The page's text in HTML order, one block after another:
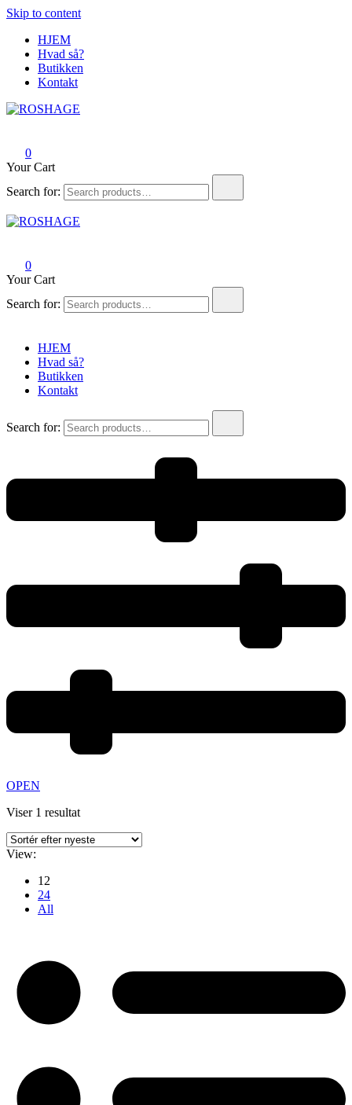
Skip to content
HJEM
Hvad så?
Butikken
Kontakt
0
Your Cart
Search for:
0
Your Cart
Search for:
HJEM
Hvad så?
Butikken
Kontakt
Search for:
OPEN
Viser 1 resultat
View:
12
24
All